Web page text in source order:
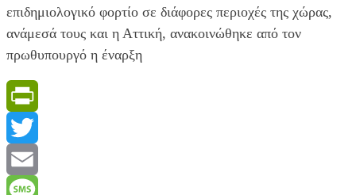
επιδημιολογικό φορτίο σε διάφορες περιοχές της χώρας,
ανάμεσά τους και η Αττική, ανακοινώθηκε από τον
πρωθυπουργό η έναρξη
PrintFriendly
Twitter
Email